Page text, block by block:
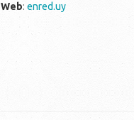
Web: enred.uy